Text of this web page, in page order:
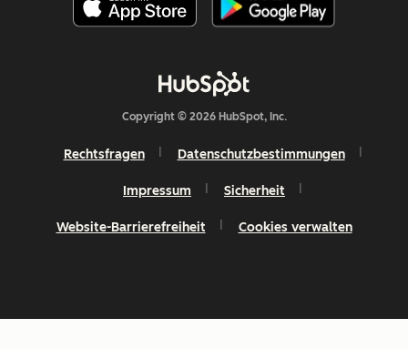
Copyright © 2026 HubSpot, Inc.
Rechtsfragen Datenschutzbestimmungen
Impressum Sicherheit
Website-Barrierefreiheit Cookies verwalten